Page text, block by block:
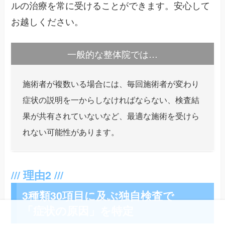
ルの治療を常に受けることができます。安心して
お越しください。
一般的な整体院では…
施術者が複数いる場合には、毎回施術者が変わり
症状の説明を一からしなければならない、検査結
果が共有されていないなど、最適な施術を受けら
れない可能性があります。
3種類30項目に及ぶ独自検査で